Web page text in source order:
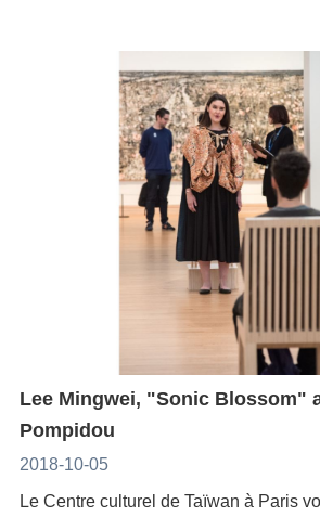
2018, qui va se dérouler pendant un
la fin octobre, bénéficie de la
pas moins de vingt pays représentés
culturels à Paris. En outre, depuis
pianiste serbe de jazz Bojan Z
année à la notoriété du festival en lui
talentueux parrainage.Depuis 2015,
du Centre culturel de Taïwan, ce sont
musicales taïwanaises, Sizhukong, Ka-
l’Ensemble Yu constitué autour de la
yangqin Yaping Wang, qui ont apporté
Jazzycolors une riche palette de
et raffinées.Concert du S’yo Fang
novembre à 20hGoethe-Institut, 17
75016 ParisDans le cadre du Festival
organisé par le FICEPPour tout
方》)Traduit du chinois (Taiwan) par
dans la collection «Taiwan Fiction»,
L'AsiathèquePaution: 28 novembre
lancement du livre se tiendra le
novembre 2018 à 18h00 à la Librairie
boulevard de Sébastopol 75003
de l'auteur Huang Chong-
kai. http://www.librairielephenix.fr/
chong-kai-
41377.htmlEncore plus loin que
de deux hommes aux vies incertaines
souvenirs entremêlés et des
gravitent autour d’eux, comme cette
empereur d’Amérique. Ce professeur
Lee Mingwei, "Sonic Blossom"
Pompidou
2018-10-05
Le Centre culturel de Taïwan à Paris